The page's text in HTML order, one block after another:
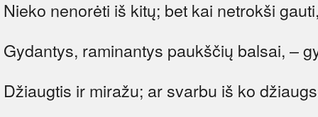
Nieko nenorėti iš kitų; bet kai netrokši
Gydantys, raminantys paukščių balsai, –
Džiaugtis ir miražu; ar svarbu iš ko